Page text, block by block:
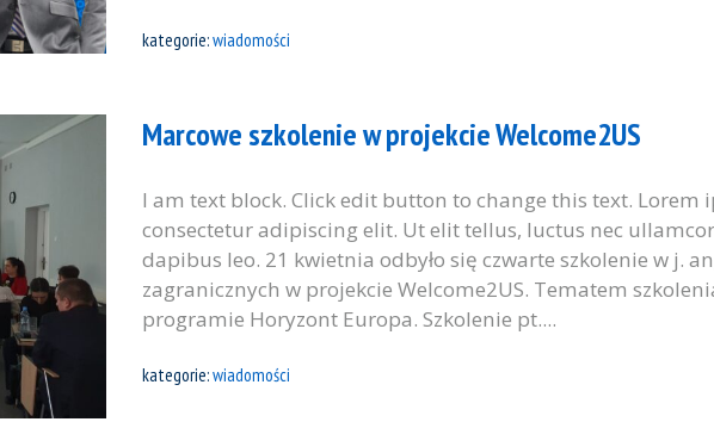
kategorie:wiadomości
Marcowe szkolenie w projekcie Welcome2US
I am text block. Click edit button to change this text. Lorem
consectetur adipiscing elit. Ut elit tellus, luctus nec
dapibus leo. 21 kwietnia odbyło się czwarte szkolenie w j.
zagranicznych w projekcie Welcome2US. Tematem
programie Horyzont Europa. Szkolenie pt....
kategorie:wiadomości